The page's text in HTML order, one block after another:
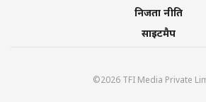
निजता नीति
साइटमैप
©2026 TFI Media Private